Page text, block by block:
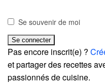
Se souvenir de moi
Pas encore inscrit(e) ?
et partager des recettes
passionnés de cuisine.